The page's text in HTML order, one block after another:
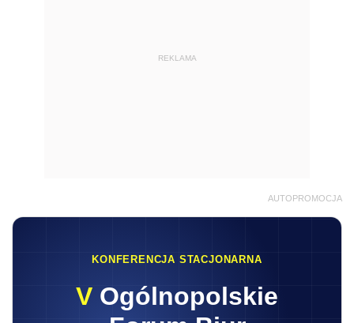
REKLAMA
AUTOPROMOCJA
KONFERENCJA STACJONARNA
V Ogólnopolskie